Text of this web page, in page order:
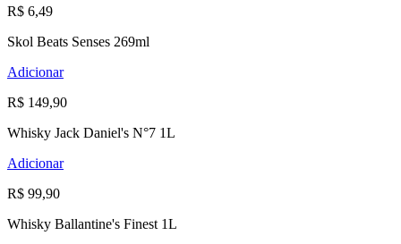
R$ 6,49
Skol Beats Senses 269ml
Adicionar
R$ 149,90
Whisky Jack Daniel's N°7 1L
Adicionar
R$ 99,90
Whisky Ballantine's Finest 1L